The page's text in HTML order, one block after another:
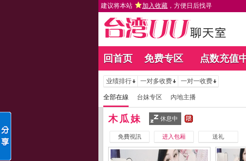
建议将本站 加入收藏 ，方便日后找寻
回首页 免费专区 点数充值
业绩排行 一对多收费 一对一收费
全部在線 台妹专区 內地主播
木瓜妹 休息中
免費視訊 进入包厢 送礼